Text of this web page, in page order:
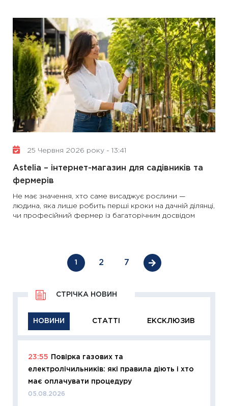
25 Червня 2026 року - 13:41
Astelia – інтернет-магазин для садівників та
фермерів
Не має значення, хто саме висаджує рослини —
людина, яка лише робить перші кроки на дачній ділянці,
чи професійний фермер із багаторічним досвідом
1 2 7
НОВИНИ СТАТТІ ЕКСКЛЮЗИВ
СТРІЧКА НОВИН
23:55
Повірка газових та
електролічильників: які правила діють і хто
має оплачувати процедуру
05.08.2026